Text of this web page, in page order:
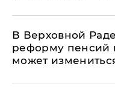
В Верховной
реформу пенсий
может